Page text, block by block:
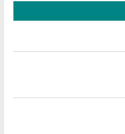
A Jewish Jinns Spell on a Woman